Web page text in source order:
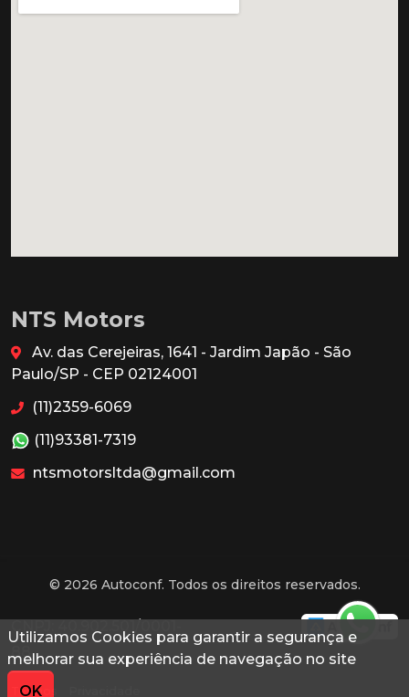
Utilizamos Cookies para garantir a segurança e
melhorar sua experiência de navegação no site
OK
NTS Motors
Av. das Cerejeiras, 1641 - Jardim Japão - São
Paulo/SP - CEP 02124001
(11)2359-6069
(11)93381-7319
ntsmotorsltda@gmail.com
© 2026 Autoconf. Todos os direitos reservados.
Termos